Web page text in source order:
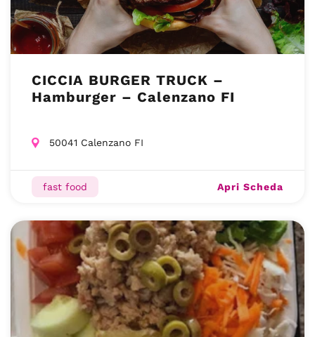
CICCIA BURGER TRUCK –
Hamburger – Calenzano FI
50041 Calenzano FI
fast food Apri Scheda